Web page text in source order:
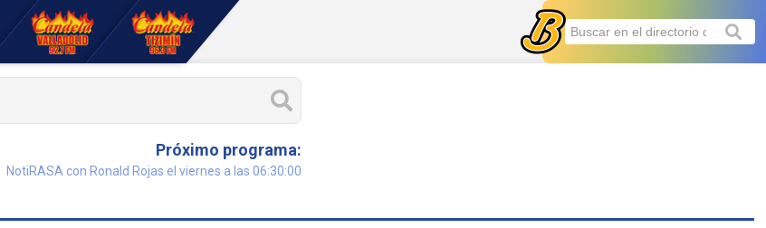
Próximo programa:
NotiRASA con Ronald Rojas el viernes a las 06:30:00